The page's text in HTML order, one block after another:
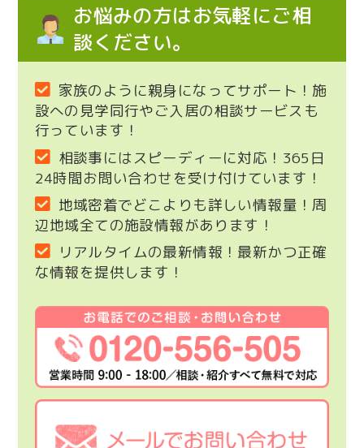
お悩みの方はお気軽にご相
談ください。
家族のように親身になってサポート！施
設への見学同行やご入居の相談サービスも
行っています！
相談事にはスピーディーに対応！365日
24時間お問い合わせを受け付けています！
地域密着でどこよりも詳しい情報量！周
辺地域全ての施設情報があります！
リアルタイムの最新情報！最新かつ正確
な情報を提供します！